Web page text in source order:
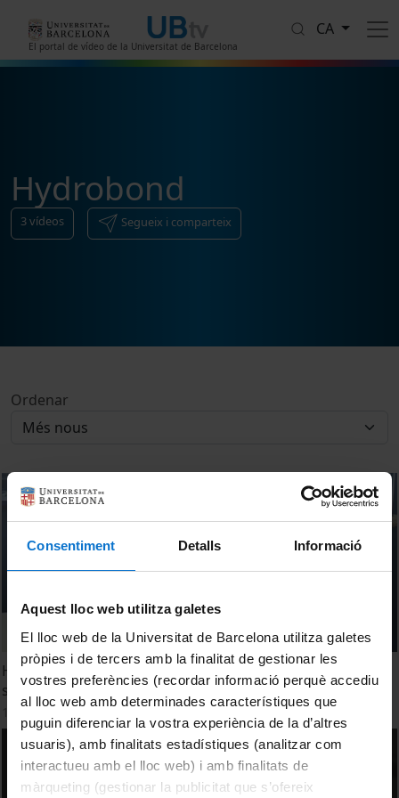
Consentiment Detalls Informació
Aquest lloc web utilitza galetes
El lloc web de la Universitat de Barcelona utilitza galetes
pròpies i de tercers amb la finalitat de gestionar les
vostres preferències (recordar informació perquè accediu
al lloc web amb determinades característiques que
puguin diferenciar la vostra experiència de la d’altres
usuaris), amb finalitats estadístiques (analitzar com
interactueu amb el lloc web) i amb finalitats de
màrqueting (gestionar la publicitat que s’ofereix
El portal de vídeo de la Universitat de Barcelona
CA
Hydrobond
3vídeos Segueix i comparteix
Ordenar
Hydrobond Project: A new generation of
superhydrophobic wind turbines